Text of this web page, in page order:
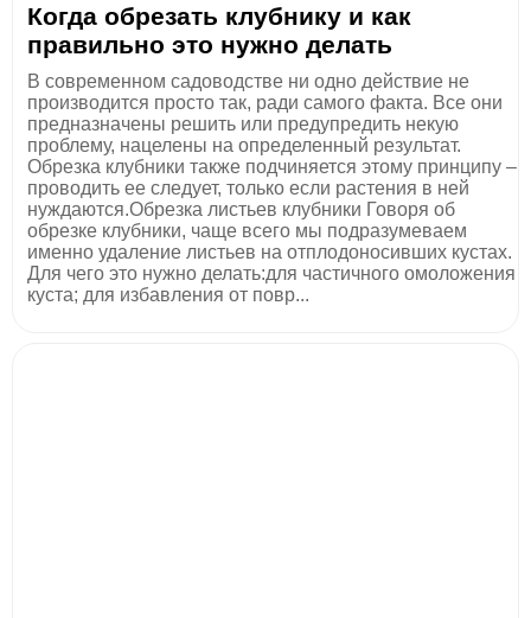
Когда обрезать клубнику и как
правильно это нужно делать
В современном садоводстве ни одно действие не
производится просто так, ради самого факта. Все они
предназначены решить или предупредить некую
проблему, нацелены на определенный результат.
Обрезка клубники также подчиняется этому принципу –
проводить ее следует, только если растения в ней
нуждаются.Обрезка листьев клубники Говоря об
обрезке клубники, чаще всего мы подразумеваем
именно удаление листьев на отплодоносивших кустах.
Для чего это нужно делать:для частичного омоложения
куста; для избавления от повр...